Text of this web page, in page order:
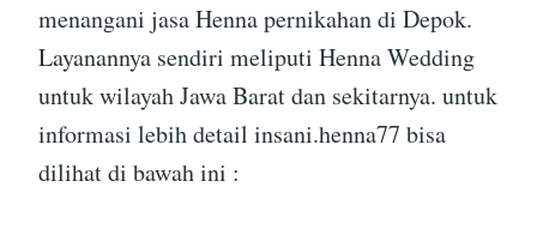
menangani jasa Henna pernikahan di Depok.
Layanannya sendiri meliputi Henna Wedding
untuk wilayah Jawa Barat dan sekitarnya. untuk
informasi lebih detail insani.henna77 bisa
dilihat di bawah ini :